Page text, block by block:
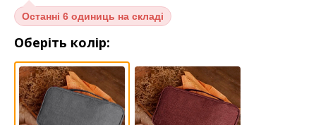
Останні 6 одиниць на складі
Оберіть колір: